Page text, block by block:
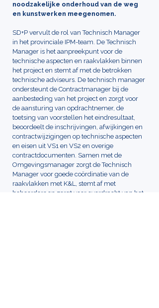
noodzakelijke onderhoud van de weg
en kunstwerken meegenomen.
SD+P vervult de rol van Technisch Manager
in het provinciale IPM-team. De Technisch
Manager is het aanpreekpunt voor de
technische aspecten en raakvlakken binnen
het project en stemt af met de betrokken
technische adviseurs. De technisch manager
ondersteunt de Contractmanager bij de
aanbesteding van het project en zorgt voor
de aansturing van opdrachtnemer, de
toetsing van voorstellen het eindresultaat,
beoordeelt de inschrijvingen, afwijkingen en
contractwijzigingen op technische aspecten
en eisen uit VS1 en VS2 en overige
contractdocumenten. Samen met de
Omgevingsmanager zorgt de Technisch
Manager voor goede coördinatie van de
raakvlakken met K&L, stemt af met
beheerders en zorgt voor overdracht van het